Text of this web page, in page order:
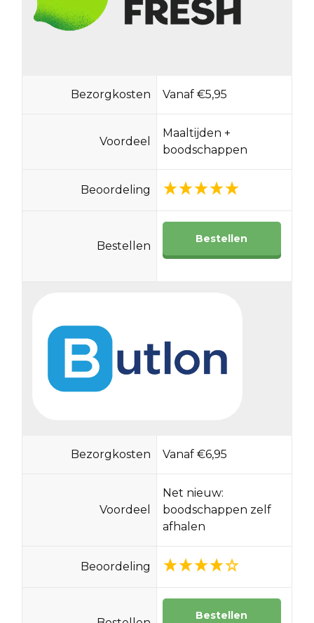
Bezorgkosten Vanaf €5,95
Voordeel
Maaltijden +
boodschappen
Beoordeling
Bestellen
Bestellen
Bezorgkosten Vanaf €6,95
Voordeel
Net nieuw:
boodschappen zelf
afhalen
Beoordeling
Bestellen